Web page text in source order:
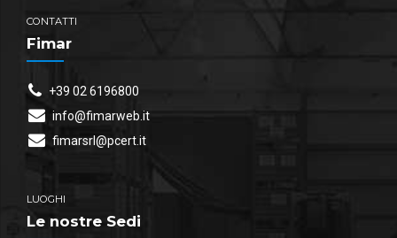
CONTATTI
Fimar
+39 02 6196800
info@fimarweb.it
fimarsrl@pcert.it
LUOGHI
Le nostre Sedi